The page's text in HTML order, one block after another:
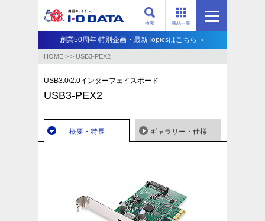
商品一覧
検索
創業50周年 特別企画・最新Topicsはこちら ＞
HOME > > USB3-PEX2
USB3.0/2.0インターフェイスボード
USB3-PEX2
概要・特長 ギャラリー・仕様